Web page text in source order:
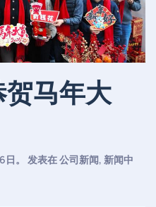
马年大
日。 发表在公司新闻, 新闻中